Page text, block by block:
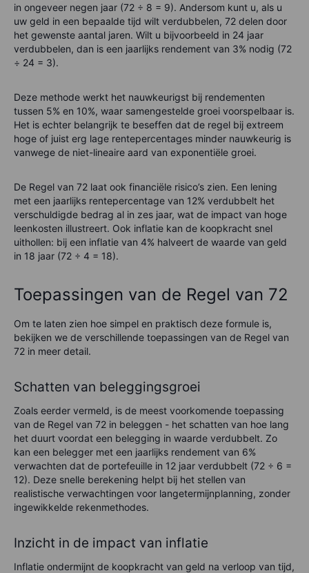
in ongeveer negen jaar (72 ÷ 8 = 9). Andersom kunt u, als u
uw geld in een bepaalde tijd wilt verdubbelen, 72 delen door
het gewenste aantal jaren. Wilt u bijvoorbeeld in 24 jaar
verdubbelen, dan is een jaarlijks rendement van 3% nodig (72
÷ 24 = 3).
Deze methode werkt het nauwkeurigst bij rendementen
tussen 5% en 10%, waar samengestelde groei voorspelbaar is.
Het is echter belangrijk te beseffen dat de regel bij extreem
hoge of juist erg lage rentepercentages minder nauwkeurig is
vanwege de niet-lineaire aard van exponentiële groei.
De Regel van 72 laat ook financiële risico’s zien. Een lening
met een jaarlijks rentepercentage van 12% verdubbelt het
verschuldigde bedrag al in zes jaar, wat de impact van hoge
leenkosten illustreert. Ook inflatie kan de koopkracht snel
uithollen: bij een inflatie van 4% halveert de waarde van geld
in 18 jaar (72 ÷ 4 = 18).
Toepassingen van de Regel van 72
Om te laten zien hoe simpel en praktisch deze formule is,
bekijken we de verschillende toepassingen van de Regel van
72 in meer detail.
Schatten van beleggingsgroei
Zoals eerder vermeld, is de meest voorkomende toepassing
van de Regel van 72 in beleggen - het schatten van hoe lang
het duurt voordat een belegging in waarde verdubbelt. Zo
kan een belegger met een jaarlijks rendement van 6%
verwachten dat de portefeuille in 12 jaar verdubbelt (72 ÷ 6 =
12). Deze snelle berekening helpt bij het stellen van
realistische verwachtingen voor langetermijnplanning, zonder
ingewikkelde rekenmethodes.
Inzicht in de impact van inflatie
Inflatie ondermijnt de koopkracht van geld na verloop van tijd,